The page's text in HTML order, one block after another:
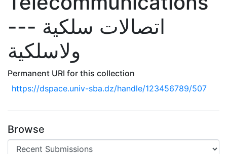
--- اتصالات سلكية
ولاسلكية
Permanent URI for this collection
https://dspace.univ-sba.dz/handle/123456789/507
Browse